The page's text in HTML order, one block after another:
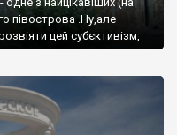
півострова .Ну,але
цей субєктивізм,